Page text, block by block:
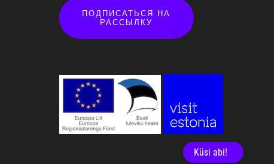
ПОДПИСАТЬСЯ НА
РАССЫЛКУ
Küsi abi!